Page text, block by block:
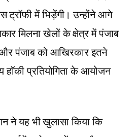
ट्रॉफी में भिड़ेंगी। उन्होंने आगे
मिलना खेलों के क्षेत्र में पंजाब
पंजाब को आखिरकार इतने
हॉकी प्रतियोगिता के आयोजन
ने यह भी खुलासा किया कि